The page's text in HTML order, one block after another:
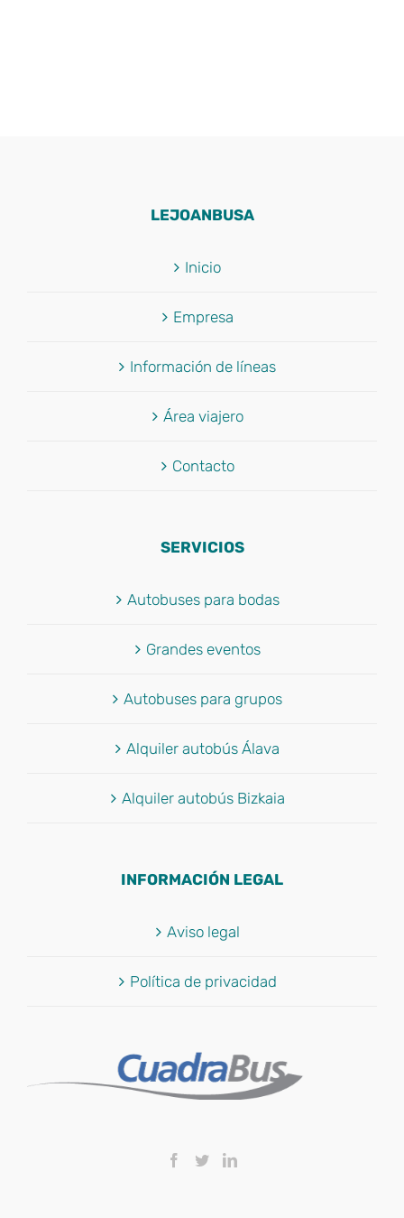
LEJOANBUSA
Inicio
Empresa
Información de líneas
Área viajero
Contacto
SERVICIOS
Autobuses para bodas
Grandes eventos
Autobuses para grupos
Alquiler autobús Álava
Alquiler autobús Bizkaia
INFORMACIÓN LEGAL
Aviso legal
Política de privacidad